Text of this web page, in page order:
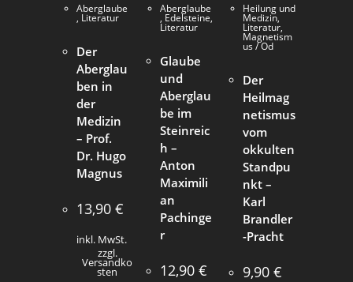
Aberglaube
, Literatur
Der
Aberglau
ben in
der
Medizin
– Prof.
Dr. Hugo
Magnus
13,90€
inkl. MwSt.
zzgl.
Versandko
sten
Aberglaube
, Edelsteine,
Literatur
Glaube
und
Aberglau
be im
Steinreic
h –
Anton
Maximili
an
Pachinge
r
12,90 €
Heilung und
Medizin,
Literatur,
Magnetism
us / Od
Der
Heilmag
netismus
vom
okkulten
Standpu
nkt –
Karl
Brandler
-Pracht
9,90 €